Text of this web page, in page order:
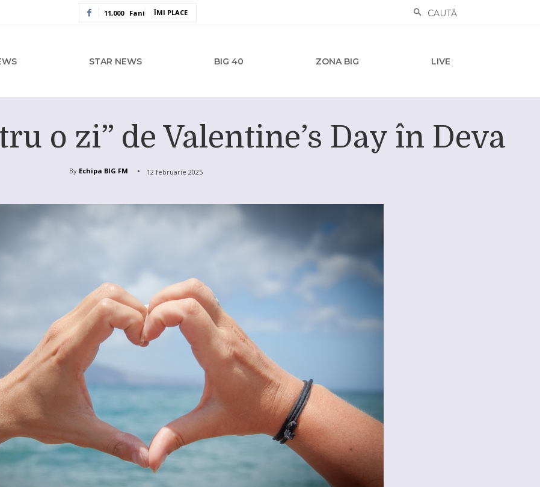
11,000 Fani ÎMI PLACE CAUTĂ
STAR NEWS BIG 40 ZONA BIG LIVE
o zi” de Valentine’s Day în Deva
By Echipa BIG FM 12 februarie 2025